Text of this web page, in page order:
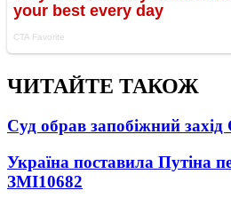
ЧИТАЙТЕ ТАКОЖ
Суд обрав запобіжний
Україна поставила Путіна
ЗМІ10682